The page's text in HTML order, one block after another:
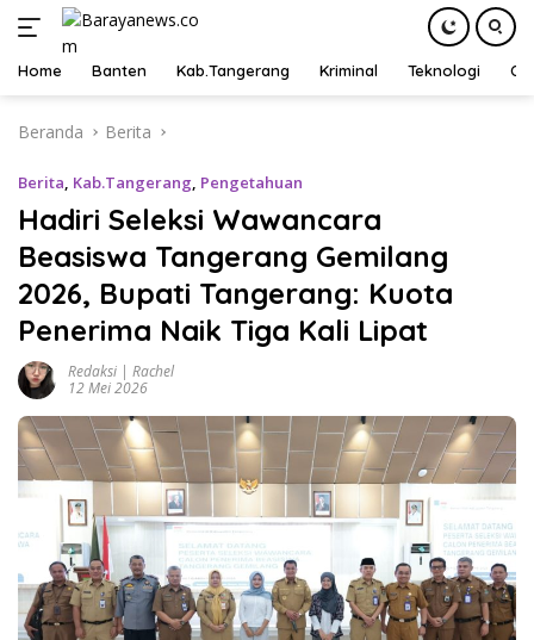
Home Banten Kab.Tangerang Kriminal Teknologi
Beranda Berita
Berita, Kab.Tangerang, Pengetahuan
Hadiri Seleksi Wawancara
Beasiswa Tangerang Gemilang
2026, Bupati Tangerang: Kuota
Penerima Naik Tiga Kali Lipat
Redaksi | Rachel
12 Mei 2026